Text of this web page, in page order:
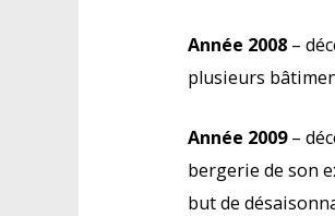
Année 2008 –
plusieurs
Année 2009–
bergerie de son
but de